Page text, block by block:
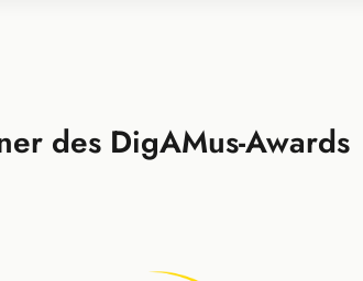
des DigAMus-Awards